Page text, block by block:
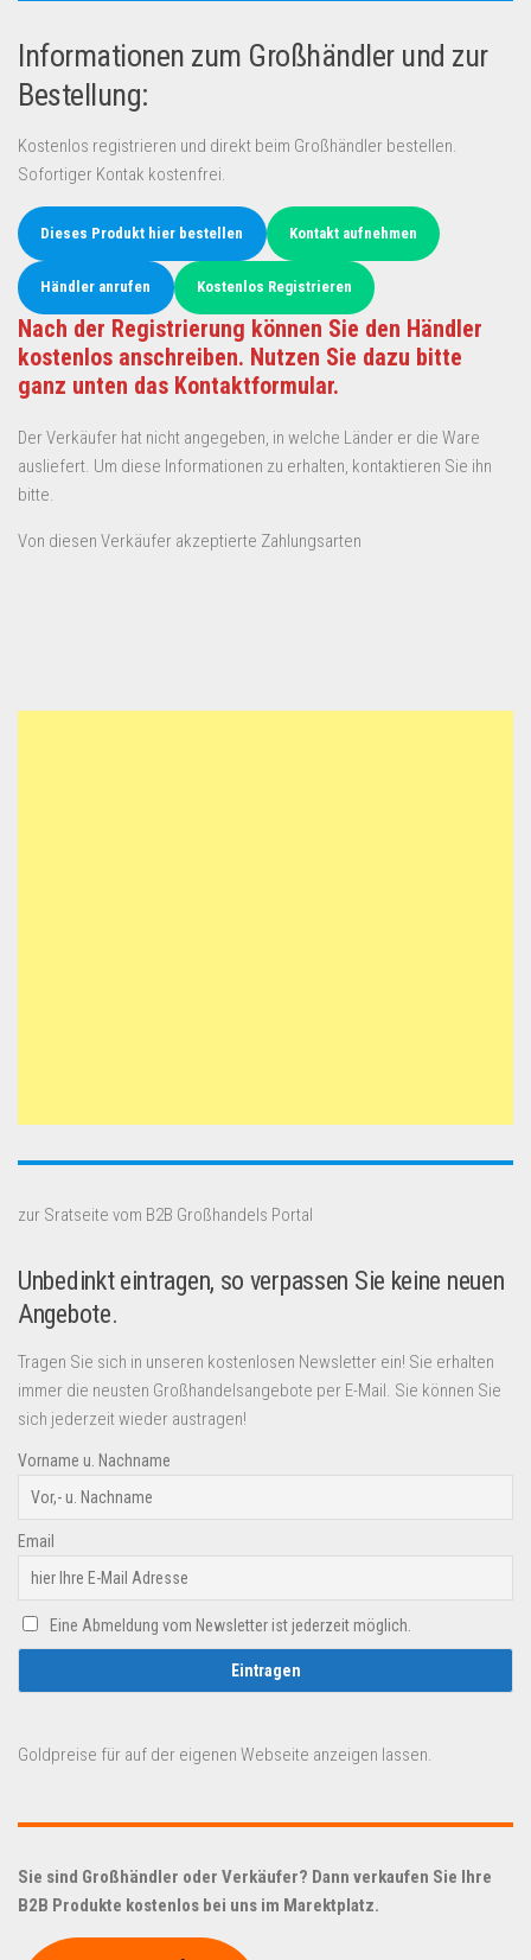
Informationen zum Großhändler und zur
Bestellung:
Kostenlos registrieren und direkt beim Großhändler bestellen.
Sofortiger Kontak kostenfrei.
Dieses Produkt hier bestellen Kontakt aufnehmen
Händler anrufen Kostenlos Registrieren
Nach der Registrierung können Sie den Händler
kostenlos anschreiben. Nutzen Sie dazu bitte
ganz unten das Kontaktformular.
Der Verkäufer hat nicht angegeben, in welche Länder er die Ware
ausliefert. Um diese Informationen zu erhalten, kontaktieren Sie ihn
bitte.
Von diesen Verkäufer akzeptierte Zahlungsarten
zur Sratseite vom B2B Großhandels Portal
Unbedinkt eintragen, so verpassen Sie keine neuen
Angebote.
Tragen Sie sich in unseren kostenlosen Newsletter ein! Sie erhalten
immer die neusten Großhandelsangebote per E-Mail. Sie können Sie
sich jederzeit wieder austragen!
Vorname u. Nachname
Email
Eine Abmeldung vom Newsletter ist jederzeit möglich.
Goldpreise für auf der eigenen Webseite anzeigen lassen.
Sie sind Großhändler oder Verkäufer? Dann verkaufen Sie Ihre
B2B Produkte kostenlos bei uns im Marektplatz.